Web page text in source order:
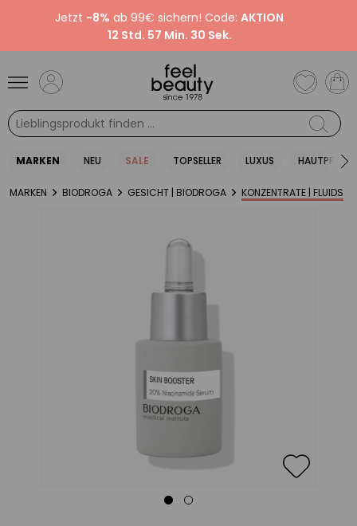
Jetzt -8% ab 99€ sichern! Code:AKTION
12 Std. 57 Min. 30 Sek.
MARKEN NEU SALE TOPSELLER LUXUS HAUTPFLEGE
MARKEN BIODROGA GESICHT | BIODROGA KONZENTRATE | FLUIDS